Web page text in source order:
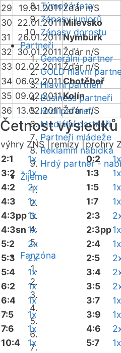
Týmová fota
Zápasy juniorů
Zápasy dorostu
Partneři
Generální partner
GOLD hlavní
Hlavní partneři
Business partneři
Hrdí partneři
Mediální partneři
Partneři mládeže
Reklamní nabídka
Hrdý partner -
Žijeme
Fanzóna
29
19.01.2011Žďár n/S
30 22.01.2011Milevsko
31
26.01.2011Nymburk
32 30.01.2011 Žďár n/S
33 02.02.2011Žďár n/S
34 06.02.2011Chotěboř
35 09.02.2011Kolín
36 13.02.2011Žďár n/S
Četnost výsledků
výhry ZNS | remízy |
prohry
2:1
1x
3:2
1x
4:2
2x
4:3
1x
4:3pp1x
4:3sn 1x
5:2
2x
5:3
2x
5:4
1x
6:2
1x
6:4
1x
7:5
1x
7:6
1x
10:4
1x
0:2
1x
1:3
1x
1:5
1x
1:7
1x
2:3
2:3pp1x
2:4
1x
2:5
3:4
3:5
3:7
1x
3:9
1x
4:6
5:7
1x